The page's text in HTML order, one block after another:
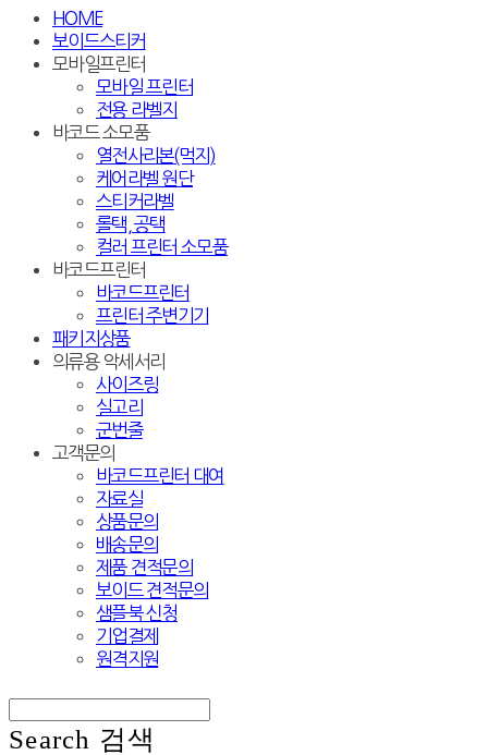
HOME
보이드스티커
모바일프린터
모바일 프린터
전용 라벨지
바코드 소모품
열전사리본(먹지)
케어라벨 원단
스티커라벨
롤택, 공택
컬러 프린터 소모품
바코드프린터
바코드프린터
프린터 주변기기
패키지상품
의류용 악세서리
사이즈링
실고리
군번줄
고객문의
바코드프린터 대여
자료실
상품문의
배송문의
제품 견적문의
보이드 견적문의
샘플북 신청
기업결제
원격지원
Search 검색